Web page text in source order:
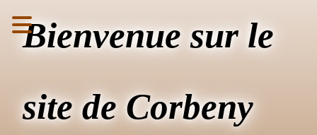
Bienvenue sur le
site de Corbeny